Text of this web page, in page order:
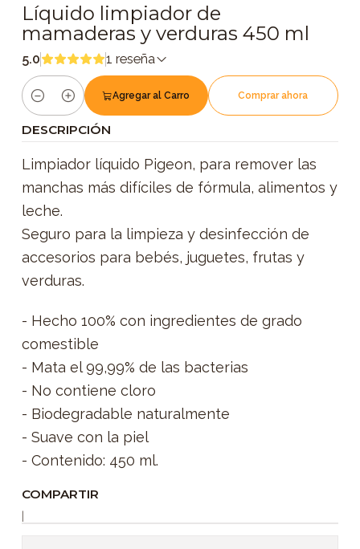
Líquido limpiador de
mamaderas y verduras 450 ml
5.0 1 reseña
Cantidad
Agregar al Carro Comprar ahora
DESCRIPCIÓN
Limpiador líquido Pigeon, para remover las
manchas más difíciles de fórmula, alimentos y
leche.
Seguro para la limpieza y desinfección de
accesorios para bebés, juguetes, frutas y
verduras.
- Hecho 100% con ingredientes de grado
comestible
- Mata el 99,99% de las bacterias
- No contiene cloro
- Biodegradable naturalmente
- Suave con la piel
- Contenido: 450 ml.
COMPARTIR